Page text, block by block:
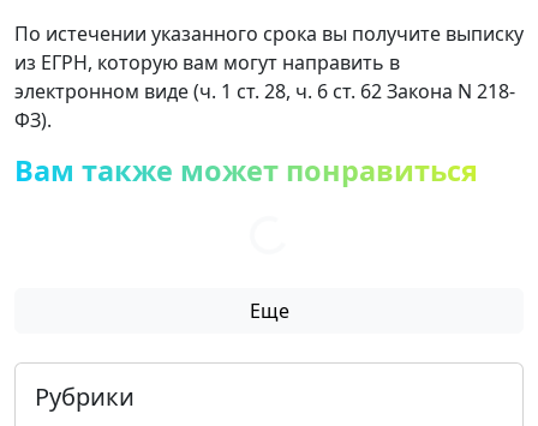
По истечении указанного срока вы получите выписку
из ЕГРН, которую вам могут направить в
электронном виде (ч. 1 ст. 28, ч. 6 ст. 62 Закона N 218-
ФЗ).
Вам также может понравиться
Еще
Рубрики